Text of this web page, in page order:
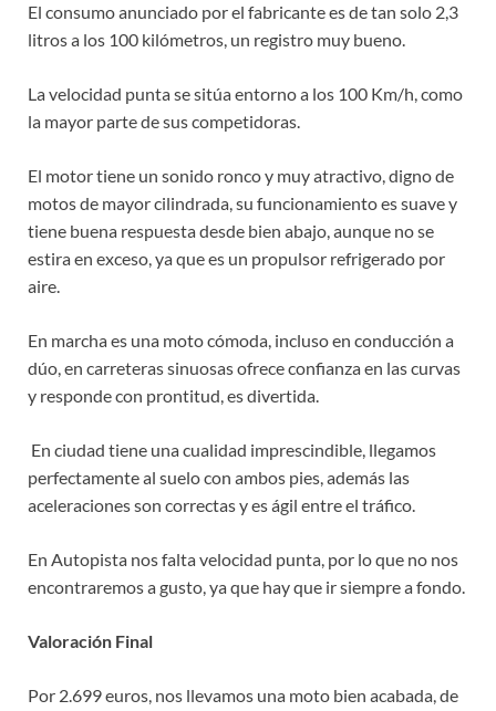
El consumo anunciado por el fabricante es de tan solo 2,3
litros a los 100 kilómetros, un registro muy bueno.
La velocidad punta se sitúa entorno a los 100 Km/h, como
la mayor parte de sus competidoras.
El motor tiene un sonido ronco y muy atractivo, digno de
motos de mayor cilindrada, su funcionamiento es suave y
tiene buena respuesta desde bien abajo, aunque no se
estira en exceso, ya que es un propulsor refrigerado por
aire.
En marcha es una moto cómoda, incluso en conducción a
dúo, en carreteras sinuosas ofrece confianza en las curvas
y responde con prontitud, es divertida.
En ciudad tiene una cualidad imprescindible, llegamos
perfectamente al suelo con ambos pies, además las
aceleraciones son correctas y es ágil entre el tráfico.
En Autopista nos falta velocidad punta, por lo que no nos
encontraremos a gusto, ya que hay que ir siempre a fondo.
Valoración Final
Por 2.699 euros, nos llevamos una moto bien acabada, de